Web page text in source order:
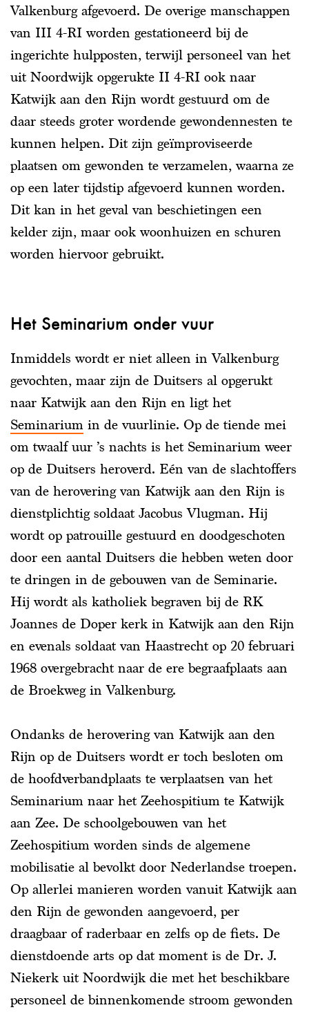
Valkenburg afgevoerd. De overige manschappen
van III 4-RI worden gestationeerd bij de
ingerichte hulpposten, terwijl personeel van het
uit Noordwijk opgerukte II 4-RI ook naar
Katwijk aan den Rijn wordt gestuurd om de
daar steeds groter wordende gewondennesten te
kunnen helpen. Dit zijn geïmproviseerde
plaatsen om gewonden te verzamelen, waarna ze
op een later tijdstip afgevoerd kunnen worden.
Dit kan in het geval van beschietingen een
kelder zijn, maar ook woonhuizen en schuren
worden hiervoor gebruikt.
Het Seminarium onder vuur
Inmiddels wordt er niet alleen in Valkenburg
gevochten, maar zijn de Duitsers al opgerukt
naar Katwijk aan den Rijn en ligt het
Seminarium in de vuurlinie. Op de tiende mei
om twaalf uur ’s nachts is het Seminarium weer
op de Duitsers heroverd. Eén van de slachtoffers
van de herovering van Katwijk aan den Rijn is
dienstplichtig soldaat Jacobus Vlugman. Hij
wordt op patrouille gestuurd en doodgeschoten
door een aantal Duitsers die hebben weten door
te dringen in de gebouwen van de Seminarie.
Hij wordt als katholiek begraven bij de RK
Joannes de Doper kerk in Katwijk aan den Rijn
en evenals soldaat van Haastrecht op 20 februari
1968 overgebracht naar de ere begraafplaats aan
de Broekweg in Valkenburg.
Ondanks de herovering van Katwijk aan den
Rijn op de Duitsers wordt er toch besloten om
de hoofdverbandplaats te verplaatsen van het
Seminarium naar het Zeehospitium te Katwijk
aan Zee. De schoolgebouwen van het
Zeehospitium worden sinds de algemene
mobilisatie al bevolkt door Nederlandse troepen.
Op allerlei manieren worden vanuit Katwijk aan
den Rijn de gewonden aangevoerd, per
draagbaar of raderbaar en zelfs op de fiets. De
dienstdoende arts op dat moment is de Dr. J.
Niekerk uit Noordwijk die met het beschikbare
personeel de binnenkomende stroom gewonden